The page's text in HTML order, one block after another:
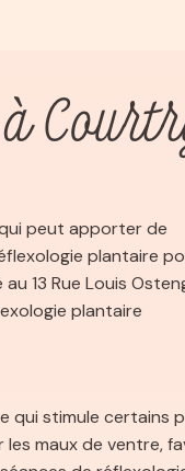
peut apporter de
plantaire
13 Rue Louis
plantaire
qui stimule certains
maux de ventre,